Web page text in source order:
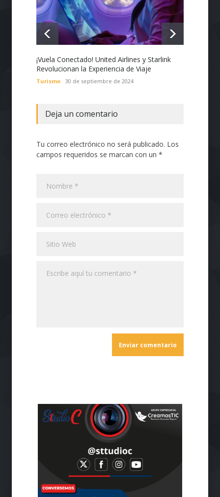
¡Vuela Conectado! United Airlines y Starlink
Revolucionan la Experiencia de Viaje
Turismo 30 de septiembre de 2024
Deja un comentario
Tu correo electrónico no será publicado. Los
campos requeridos se marcan con un *